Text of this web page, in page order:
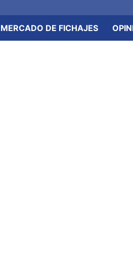
MERCADO DE FICHAJES